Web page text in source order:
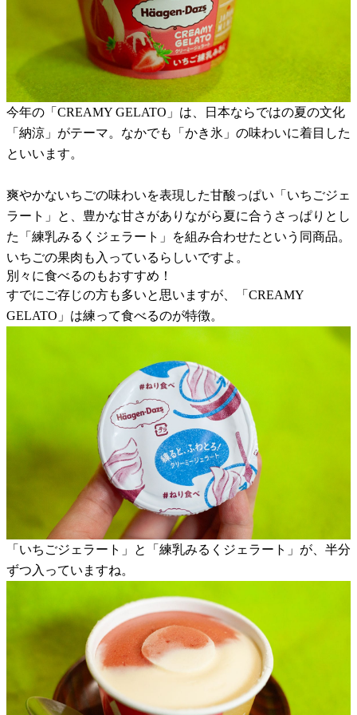
今年の「CREAMY GELATO」は、日本ならではの夏の文化
「納涼」がテーマ。なかでも「かき氷」の味わいに着目した
といいます。
爽やかないちごの味わいを表現した甘酸っぱい「いちごジェ
ラート」と、豊かな甘さがありながら夏に合うさっぱりとし
た「練乳みるくジェラート」を組み合わせたという同商品。
いちごの果肉も入っているらしいですよ。
別々に食べるのもおすすめ！
すでにご存じの方も多いと思いますが、「CREAMY
GELATO」は練って食べるのが特徴。
「いちごジェラート」と「練乳みるくジェラート」が、半分
ずつ入っていますね。